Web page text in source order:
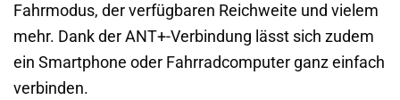
Fahrmodus, der verfügbaren Reichweite und vielem
mehr. Dank der ANT+-Verbindung lässt sich zudem
ein Smartphone oder Fahrradcomputer ganz einfach
verbinden.